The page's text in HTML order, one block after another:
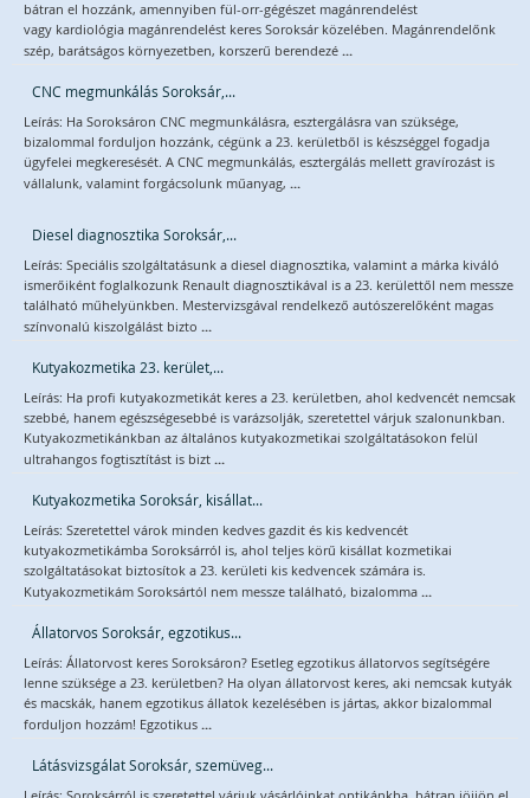
bátran el hozzánk, amennyiben fül-orr-gégészet magánrendelést
vagy kardiológia magánrendelést keres Soroksár közelében. Magánrendelőnk
szép, barátságos környezetben, korszerű berendezé ...
CNC megmunkálás Soroksár,...
Leírás: Ha Soroksáron CNC megmunkálásra, esztergálásra van szüksége,
bizalommal forduljon hozzánk, cégünk a 23. kerületből is készséggel fogadja
ügyfelei megkeresését. A CNC megmunkálás, esztergálás mellett gravírozást is
vállalunk, valamint forgácsolunk műanyag, ...
Diesel diagnosztika Soroksár,...
Leírás: Speciális szolgáltatásunk a diesel diagnosztika, valamint a márka kiváló
ismerőiként foglalkozunk Renault diagnosztikával is a 23. kerülettől nem messze
található műhelyünkben. Mestervizsgával rendelkező autószerelőként magas
színvonalú kiszolgálást bizto ...
Kutyakozmetika 23. kerület,...
Leírás: Ha profi kutyakozmetikát keres a 23. kerületben, ahol kedvencét nemcsak
szebbé, hanem egészségesebbé is varázsolják, szeretettel várjuk szalonunkban.
Kutyakozmetikánkban az általános kutyakozmetikai szolgáltatásokon felül
ultrahangos fogtisztítást is bizt ...
Kutyakozmetika Soroksár, kisállat...
Leírás: Szeretettel várok minden kedves gazdit és kis kedvencét
kutyakozmetikámba Soroksárról is, ahol teljes körű kisállat kozmetikai
szolgáltatásokat biztosítok a 23. kerületi kis kedvencek számára is.
Kutyakozmetikám Soroksártól nem messze található, bizalomma ...
Állatorvos Soroksár, egzotikus...
Leírás: Állatorvost keres Soroksáron? Esetleg egzotikus állatorvos segítségére
lenne szüksége a 23. kerületben? Ha olyan állatorvost keres, aki nemcsak kutyák
és macskák, hanem egzotikus állatok kezelésében is jártas, akkor bizalommal
forduljon hozzám! Egzotikus ...
Látásvizsgálat Soroksár, szemüveg...